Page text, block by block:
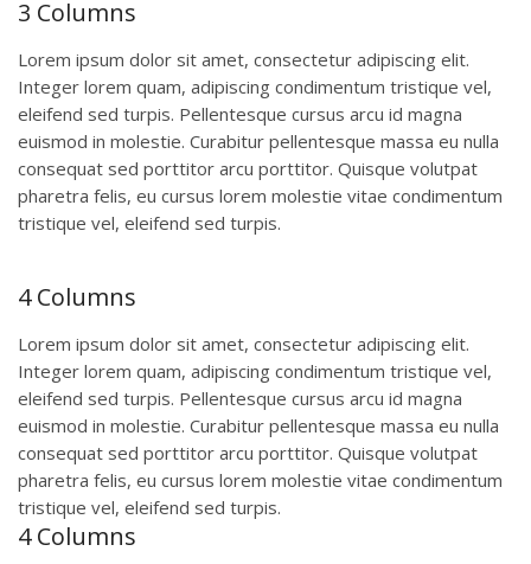
3 Columns
Lorem ipsum dolor sit amet, consectetur adipiscing elit.
Integer lorem quam, adipiscing condimentum tristique vel,
eleifend sed turpis. Pellentesque cursus arcu id magna
euismod in molestie. Curabitur pellentesque massa eu nulla
consequat sed porttitor arcu porttitor. Quisque volutpat
pharetra felis, eu cursus lorem molestie vitae condimentum
tristique vel, eleifend sed turpis.
4 Columns
Lorem ipsum dolor sit amet, consectetur adipiscing elit.
Integer lorem quam, adipiscing condimentum tristique vel,
eleifend sed turpis. Pellentesque cursus arcu id magna
euismod in molestie. Curabitur pellentesque massa eu nulla
consequat sed porttitor arcu porttitor. Quisque volutpat
pharetra felis, eu cursus lorem molestie vitae condimentum
tristique vel, eleifend sed turpis.
4 Columns